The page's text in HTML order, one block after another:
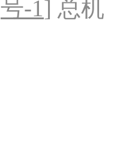
号-1] 总机